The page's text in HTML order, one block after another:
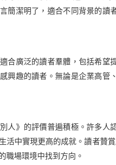
簡潔明了，適合不同背景的讀
合廣泛的讀者羣體，包括希
興趣的讀者。無論是企業高管
人》的評價普遍積極。許多人
活中實現更高的成就。讀者贊
職場環境中找到方向。